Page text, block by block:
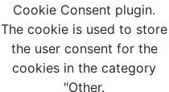
Cookie Consent plugin.
The cookie is used to store
the user consent for the
cookies in the category
"Other.